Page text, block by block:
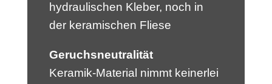
hydraulischen Kleber, noch in
der keramischen Fliese
Geruchsneutralität
Keramik-Material nimmt keinerlei